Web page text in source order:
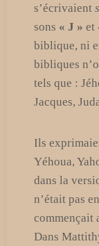
s’écrivaient
sons « J » et
biblique, ni
bibliques
tels que :
Jacques,
Ils
Yéhoua,
dans la
n’était pas
commençait
Dans